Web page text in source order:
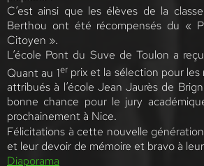
C’est ainsi que les élèves de la
Berthou ont été récompensés du «
Citoyen ».
L’école Pont du Suve de Toulon a
Quant au 1erprix et la sélection pour les
attribués à l’école Jean Jaurès de
bonne chance pour le jury
prochainement à Nice.
Félicitations à cette nouvelle
et leur devoir de mémoire et bravo à
Diaporama